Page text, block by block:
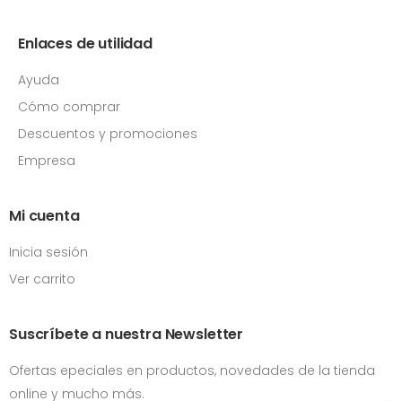
Enlaces de utilidad
Ayuda
Cómo comprar
Descuentos y promociones
Empresa
Mi cuenta
Inicia sesión
Ver carrito
Suscríbete a nuestra Newsletter
Ofertas epeciales en productos, novedades de la tienda
online y mucho más.